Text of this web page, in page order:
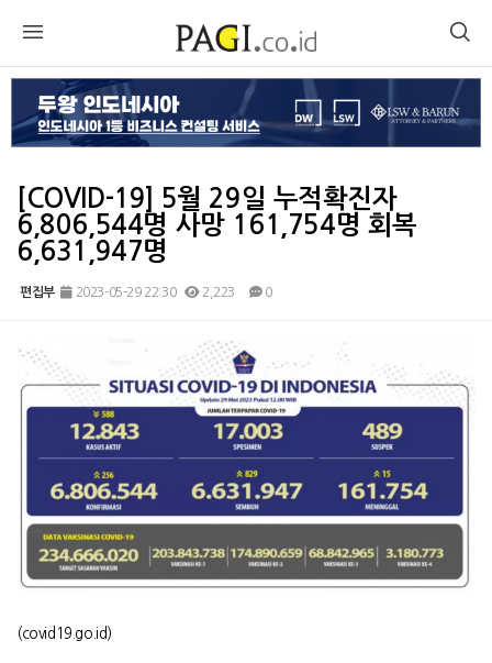
[COVID-19] 5월 29일 누적확진자
6,806,544명 사망 161,754명 회복
6,631,947명
편집부 2023-05-29 22:30 2,223 0
본문
(covid19.go.id)